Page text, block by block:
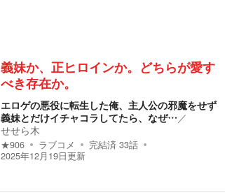
義妹か、正ヒロインか。どちらが愛す
べき存在か。
エロゲの悪役に転生した俺、主人公の邪魔をせず
義妹とだけイチャコラしてたら、なぜ…／
せせら木
★906 ラブコメ 完結済 33話
2025年12月19日更新